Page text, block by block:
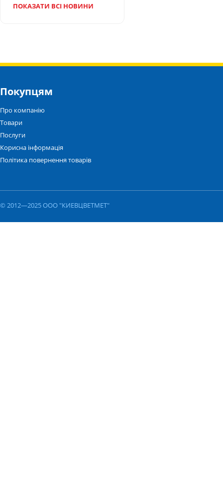
ПОКАЗАТИ ВСІ НОВИНИ
Покупцям
Про компанію
Товари
Послуги
Корисна інформація
Політика повернення товарів
© 2012—2025 ООО "КИЕВЦВЕТМЕТ"